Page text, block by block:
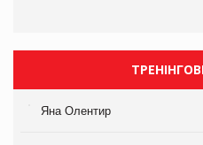
Яна Олентир